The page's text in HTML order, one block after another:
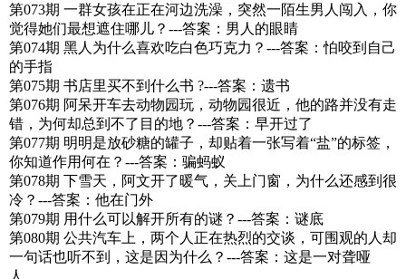
第073期 一群女孩在正在河边洗澡，突然一陌生男人闯入，你
觉得她们最想遮住哪儿？---答案：男人的眼睛
第074期 黑人为什么喜欢吃白色巧克力？---答案：怕咬到自己
的手指
第075期 书店里买不到什么书 ?---答案：遗书
第076期 阿呆开车去动物园玩，动物园很近，他的路并没有走
错，为何却总到不了目的地？---答案：早开过了
第077期 明明是放砂糖的罐子，却贴着一张写着“盐”的标签，
你知道作用何在？---答案：骗蚂蚁
第078期 下雪天，阿文开了暖气，关上门窗，为什么还感到很
冷？---答案：他在门外
第079期 用什么可以解开所有的谜？---答案：谜底
第080期 公共汽车上，两个人正在热烈的交谈，可围观的人却
一句话也听不到，这是因为什么？---答案：这是一对聋哑
人。